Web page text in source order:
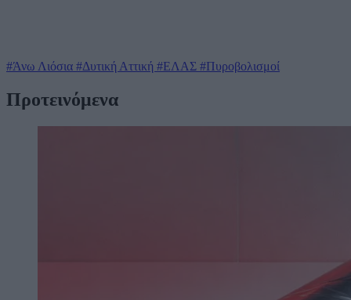
#Άνω Λιόσια #Δυτική Αττική #ΕΛΑΣ #Πυροβολισμοί
Προτεινόμενα